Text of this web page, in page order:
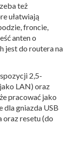
też
ułatwiają
froncie,
anten o
jest do routera na
2,5-
LAN) oraz
pracować jako
dla gniazda USB
oraz resetu (do